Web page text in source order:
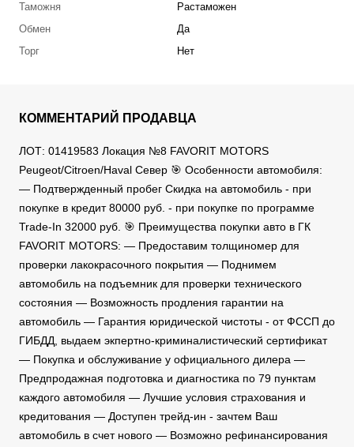
Таможня
Растаможен
Обмен
Да
Торг
Нет
КОММЕНТАРИЙ ПРОДАВЦА
ЛОТ: 01419583 Локация №8 FAVORIT MOTORS
Peugeot/Citroen/Haval Север 🎯 Особенности автомобиля:
— Подтвержденный пробег Скидка на автомобиль - при
покупке в кредит 80000 руб. - при покупке по программе
Trade-In 32000 руб. 🎯 Преимущества покупки авто в ГК
FAVORIT MOTORS: — Предоставим толщиномер для
проверки лакокрасочного покрытия — Поднимем
автомобиль на подъемник для проверки технического
состояния — Возможность продления гарантии на
автомобиль — Гарантия юридической чистоты - от ФССП до
ГИБДД, выдаем экпертно-криминалистический сертификат
— Покупка и обслуживание у официального дилера —
Предпродажная подготовка и диагностика по 79 пунктам
каждого автомобиля — Лучшие условия страхования и
кредитования — Доступен трейд-ин - зачтем Ваш
автомобиль в счет нового — Возможно рефинансирования